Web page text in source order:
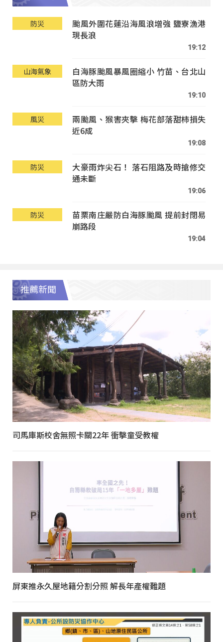
防災
颱風外圍花蓮沿海風浪增強 鹽寮漁港
現長浪
19:12
山海氣象
白海豚颱風暴風圈縮小 竹苗、台北山
區防大雨
19:10
風災
兩颱風、猴害夾擊 梅花部落甜柿損失
近6成
19:08
防災
大豪雨炸尖石！ 落石阻路及時搶修交
通未斷
19:06
防災
苗栗南庄嚴防白海豚颱風 提前封閉易
崩路段
19:04
推薦新聞
司馬庫斯校舍無照卡關22年 衝擊童受教權
屏東推永久屋地籍分割分照 解長年產權難題